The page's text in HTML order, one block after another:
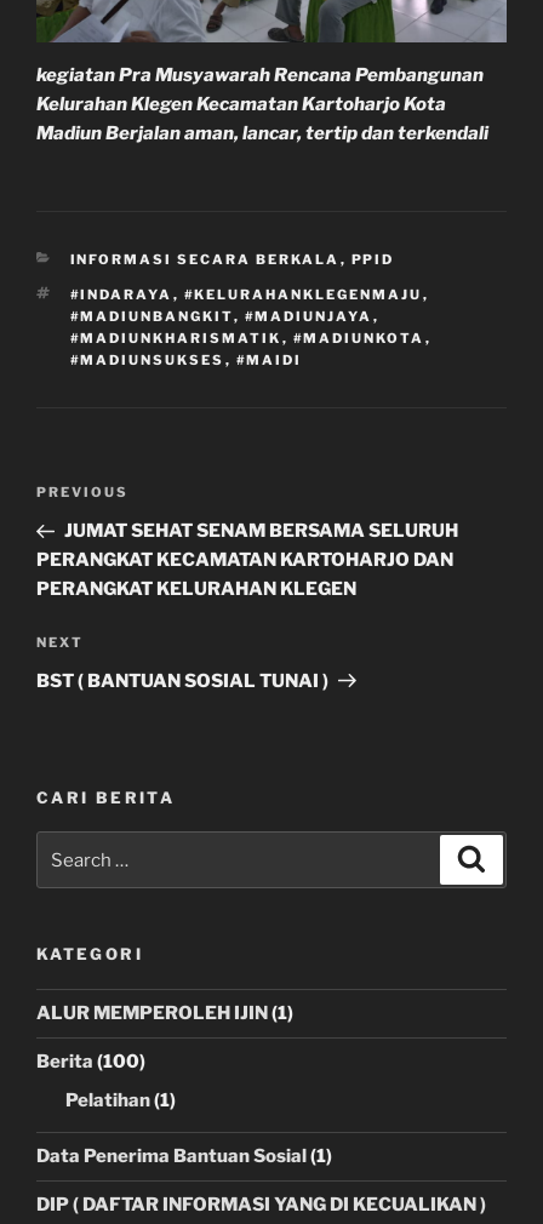
kegiatan Pra Musyawarah Rencana Pembangunan
Kelurahan Klegen Kecamatan Kartoharjo Kota
Madiun Berjalan aman, lancar, tertip dan terkendali
CATEGORIES
INFORMASI SECARA BERKALA , PPID
TAGS
#INDARAYA , #KELURAHANKLEGENMAJU ,
#MADIUNBANGKIT, #MADIUNJAYA ,
#MADIUNKHARISMATIK , #MADIUNKOTA ,
#MADIUNSUKSES , #MAIDI
Previous
Post
PREVIOUS
JUMAT SEHAT SENAM BERSAMA SELURUH
PERANGKAT KECAMATAN KARTOHARJO DAN
PERANGKAT KELURAHAN KLEGEN
Next
Post
NEXT
BST ( BANTUAN SOSIAL TUNAI )
CARI BERITA
for:
KATEGORI
ALUR MEMPEROLEH IJIN(1)
Berita (100)
Pelatihan(1)
Data Penerima Bantuan Sosial(1)
DIP ( DAFTAR INFORMASI YANG DI KECUALIKAN )